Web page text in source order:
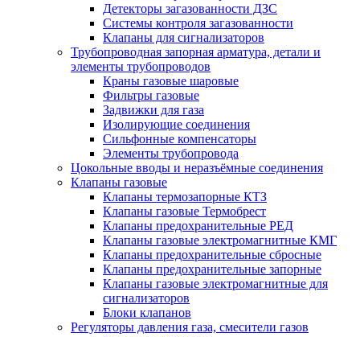
Детекторы загазованности ДЗС
Системы контроля загазованности
Клапаны для сигнализаторов
Трубопроводная запорная арматура, детали и
элементы трубопроводов
Краны газовые шаровые
Фильтры газовые
Задвижки для газа
Изолирующие соединения
Сильфонные компенсаторы
Элементы трубопровода
Цокольные вводы и неразъёмные соединения
Клапаны газовые
Клапаны термозапорные КТЗ
Клапаны газовые Термобрест
Клапаны предохранительные РЕД
Клапаны газовые электромагнитные КМГ
Клапаны предохранительные сбросные
Клапаны предохранительные запорные
Клапаны газовые электромагнитные для
сигнализаторов
Блоки клапанов
Регуляторы давления газа, смесители газов